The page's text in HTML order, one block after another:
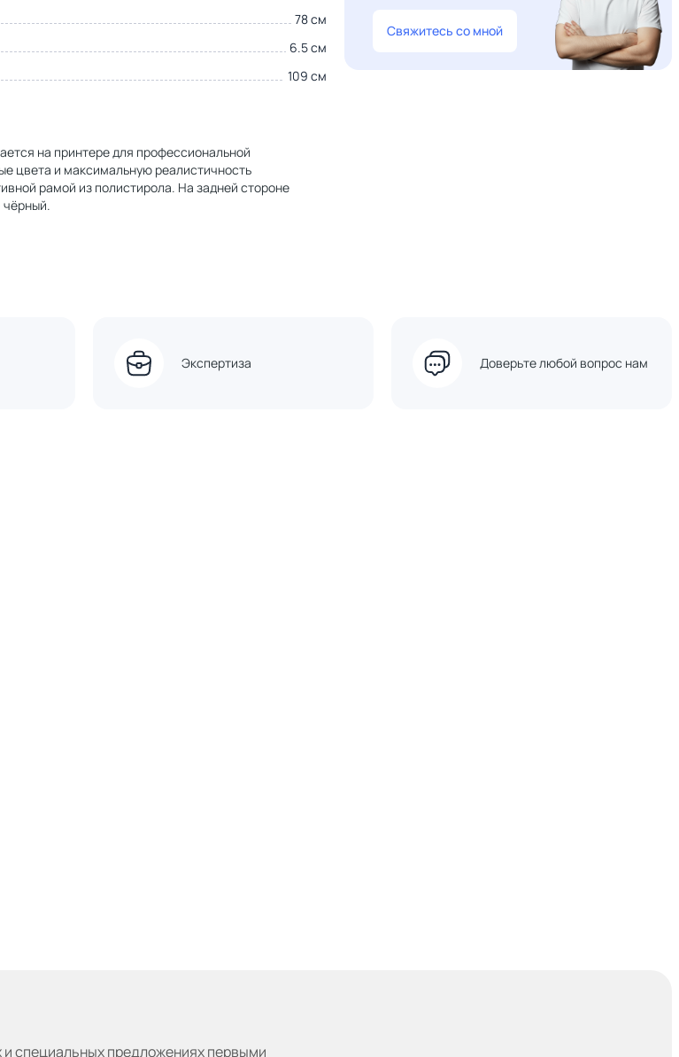
78 см
6.5 см
109 см
на принтере для профессиональной
цвета и максимальную реалистичность
рамой из полистирола. На задней стороне
чёрный.
Свяжитесь со мной
Экспертиза Доверьте любой вопрос нам
и специальных предложениях первыми